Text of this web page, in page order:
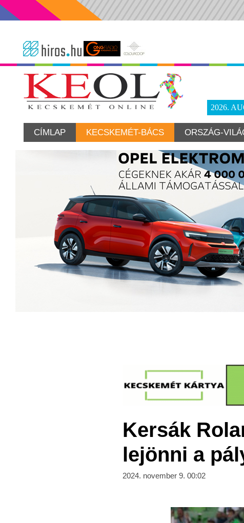
2026.
CÍMLAP KECSKEMÉT-BÁCS ORSZÁG-
Kersák
lejönni a
2024. november 9. 00:02